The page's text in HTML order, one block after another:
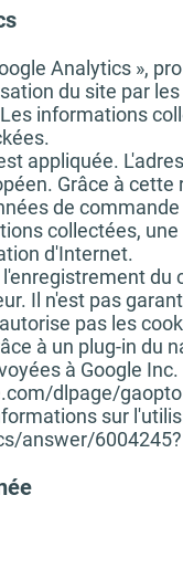
Analytics »,
du site par
informations
appliquée.
Grâce à
de
collectées,
d'Internet.
Il n'est pas
pas les
à un plug-in
à Google
dlpage/
sur
answer/